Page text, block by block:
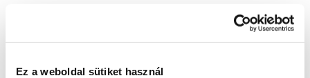
Ez a weboldal sütiket használ
41